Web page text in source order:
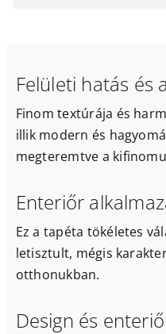
Felületi hatás és
Finom textúrája és
illik modern és
megteremtve a
Enteriőr
Ez a tapéta tökéletes
letisztult, mégis
otthonukban.
Design és